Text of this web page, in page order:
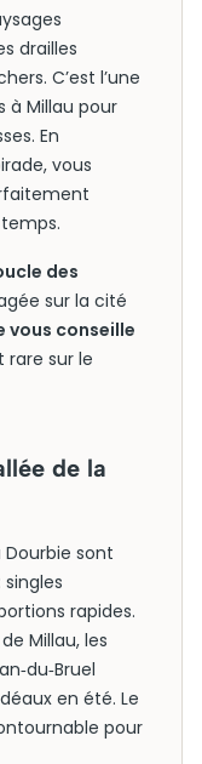
drailles
C’est l’une
à Millau pour
En
vous
des
sur la cité
vous conseille
rare sur le
de la
Dourbie sont
rapides.
Millau, les
en été. Le
pour